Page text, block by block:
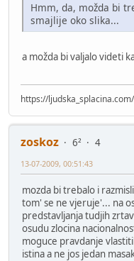
Hmm, da, možda bi
smajlije oko slika...
a možda bi valjalo videti
https://ljudska_splacina.com/
zoskoz 6²
4
13-07-2009, 00:51:43
mozda bi trebalo i
tom' se ne vjeruje'... na
predstavljanja tudjih
osudu zlocina
moguce pravdanje
istina a ne jos jedan